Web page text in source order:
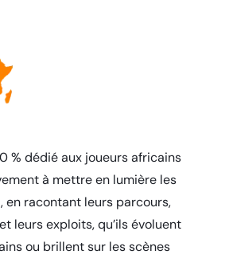
% dédié aux joueurs africains
à mettre en lumière les
racontant leurs parcours,
leurs exploits, qu’ils évoluent
ou brillent sur les scènes